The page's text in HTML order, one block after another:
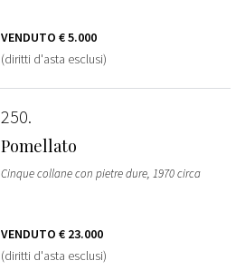
VENDUTO € 5.000
(diritti d'asta esclusi)
250
Pomellato
Cinque collane con pietre dure, 1970 circa
VENDUTO € 23.000
(diritti d'asta esclusi)